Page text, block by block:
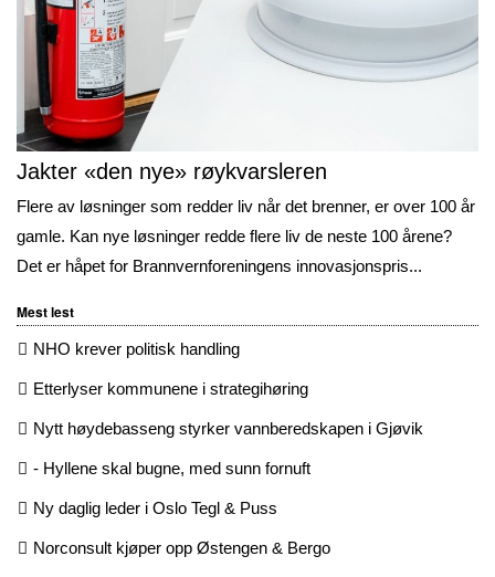
Jakter «den nye» røykvarsleren
Flere av løsninger som redder liv når det brenner, er over 100 år
gamle. Kan nye løsninger redde flere liv de neste 100 årene?
Det er håpet for Brannvernforeningens innovasjonspris...
Mest lest
NHO krever politisk handling
Etterlyser kommunene i strategihøring
Nytt høydebasseng styrker vannberedskapen i Gjøvik
- Hyllene skal bugne, med sunn fornuft
Ny daglig leder i Oslo Tegl & Puss
Norconsult kjøper opp Østengen & Bergo